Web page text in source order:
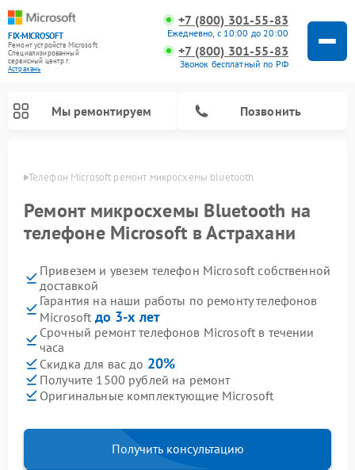
FIX-MICROSOFT
Ремонт устройств Microsoft
Специализированный
cервисный центр г.
Астрахань
+7 (800) 301-55-83
Ежедневно, с 10:00 до 20:00
+7 (800) 301-55-83
Звонок бесплатный по РФ
Мы ремонтируем Позвонить
Телефон Microsoft ремонт микросхемы bluetooth
Ремонт микросхемы Bluetooth на
телефоне Microsoft в Астрахани
Привезем и увезем телефон Microsoft собственной
доставкой
Гарантия на наши работы по ремонту телефонов
Microsoft до 3-х лет
Срочный ремонт телефонов Microsoft в течении
часа
Скидка для вас до 20%
Получите 1500 рублей на ремонт
Оригинальные комплектующие Microsoft
Получить консультацию